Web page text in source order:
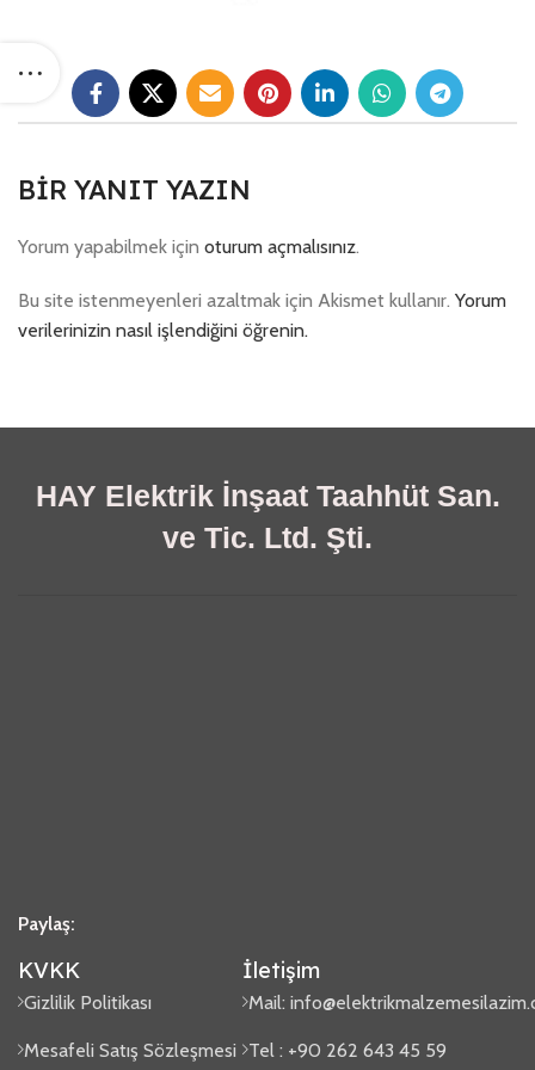
BIR YANIT YAZIN
Yorum yapabilmek için oturum açmalısınız.
Bu site istenmeyenleri azaltmak için Akismet kullanır. Yorum
verilerinizin nasıl işlendiğini öğrenin.
HAY Elektrik İnşaat Taahhüt San.
ve Tic. Ltd. Şti.
Paylaş:
KVKK
Gizlilik Politikası
Mesafeli Satış Sözleşmesi
İletişim
Mail:
Tel : +90 262 643 45 59